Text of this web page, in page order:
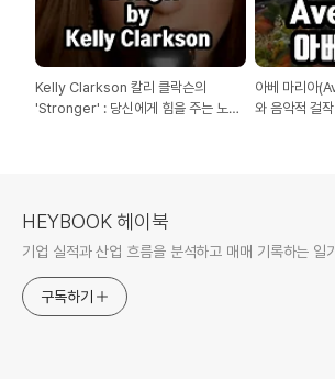
Kelly Clarkson 칼리 클락슨의
'Stronger' : 당신에게 힘을 주는 노래
아베 마리아
와 음악적 걸작
HEYBOOK 헤이북
기업 실적과 산업 흐름을 분석하고 매매 기록하는 일
구독하기